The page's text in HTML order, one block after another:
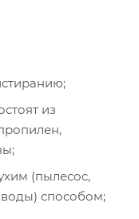
из
(пылесос,
способом;